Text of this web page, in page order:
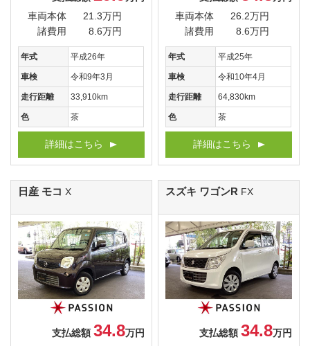
車両本体
21.3万円
諸費用
8.6万円
年式 平成26年
車検 令和9年3月
走行距離 33,910km
色 茶
詳細はこちら
車両本体
26.2万円
諸費用
8.6万円
年式 平成25年
車検 令和10年4月
走行距離 64,830km
色 茶
詳細はこちら
日産 モコ X
支払総額 34.8万円
スズキ ワゴンR FX
支払総額 34.8万円